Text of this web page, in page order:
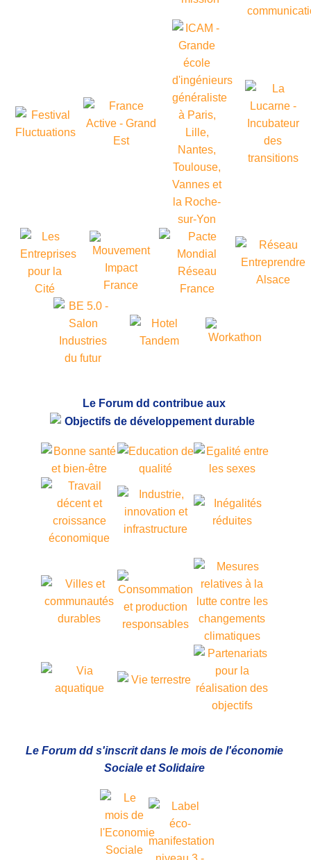
Le Forum dd contribue aux
Le Forum dd s'inscrit dans le mois de l'économie
Sociale et Solidaire